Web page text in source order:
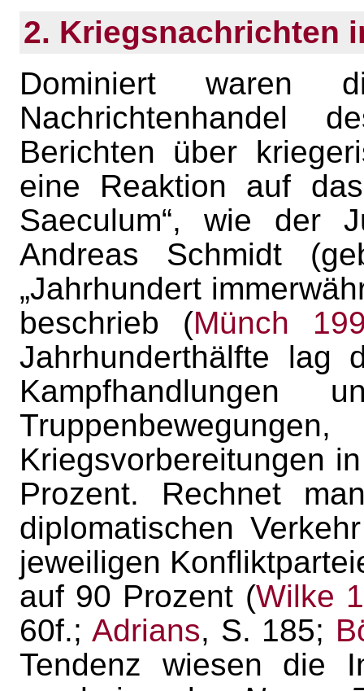
2. Kriegsnachrichten
Dominiert waren
Nachrichtenhandel
Berichten über
eine Reaktion auf
Saeculum“, wie der
Andreas Schmidt
„Jahrhundert
beschrieb (Münch
Jahrhunderthälfte lag
Kampfhandlungen
Kriegsvorbereitungen
Prozent. Rechnet
diplomatischen
jeweiligen
auf 90 Prozent (Wilke
60f.; Adrians, S. 185;
Tendenz wiesen die